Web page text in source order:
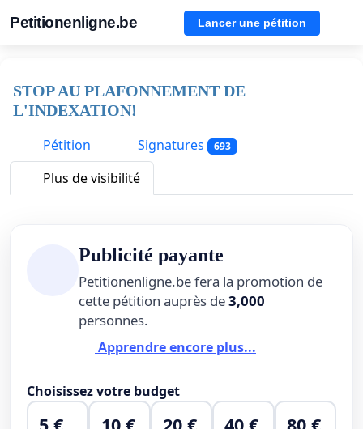
Petitionenligne.be Lancer une pétition
STOP AU PLAFONNEMENT DE
L'INDEXATION!
Pétition
Signatures 693
Plus de visibilité
Publicité payante
Petitionenligne.be fera la promotion de
cette pétition auprès de3,000
personnes.
Apprendre encore plus...
Choisissez votre budget